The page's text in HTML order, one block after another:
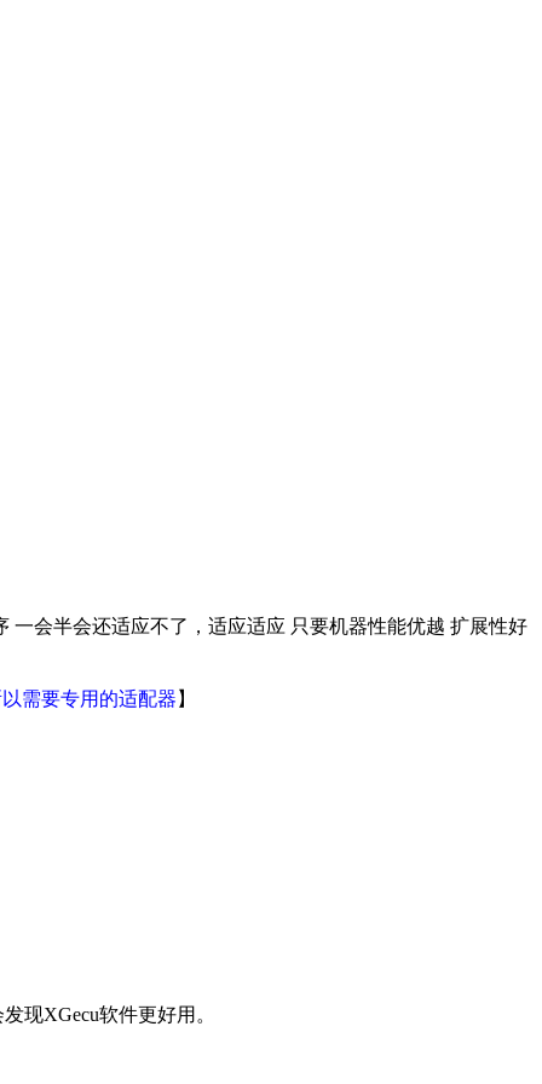
一会半会还适应不了，适应适应 只要机器性能优越 扩展性好
需要专用的适配器 】
现XGecu软件更好用。